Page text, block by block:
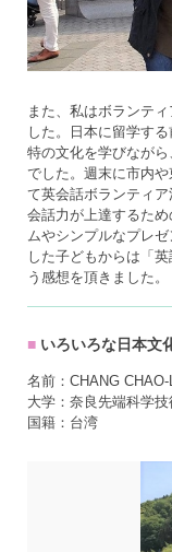
また、私はボランテ
した。日本に留学す
特の文化を学びなが
でした。週末に市内
て英会話ボランティ
会話力が上達するた
ムやシンプルなプレ
した子どもからは「
う感想を頂きました。
いろいろな日本文
名前：CHANG CHAO-
大学：奈良先端科学
国籍：台湾